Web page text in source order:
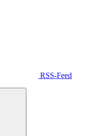
RSS-Feed